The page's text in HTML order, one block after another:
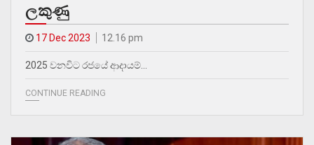
ලකුණු
17 Dec 2023 12.16 pm
2025 වනවිට රජයේ ආදායම්…
CONTINUE READING